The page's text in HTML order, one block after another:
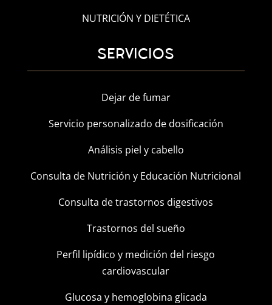
NUTRICIÓN Y DIETÉTICA
SERVICIOS
Dejar de fumar
Servicio personalizado de dosificación
Análisis piel y cabello
Consulta de Nutrición y Educación Nutricional
Consulta de trastornos digestivos
Trastornos del sueño
Perfil lipídico y medición del riesgo
cardiovascular
Glucosa y hemoglobina glicada